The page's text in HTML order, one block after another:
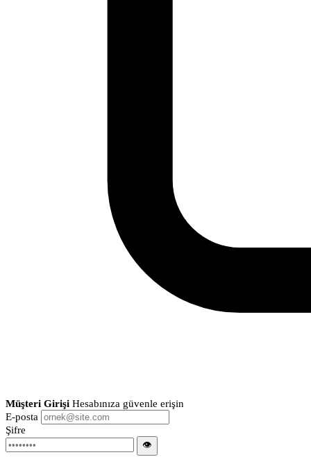
Müşteri Girişi Hesabınıza güvenle erişin
E-posta
Şifre
👁